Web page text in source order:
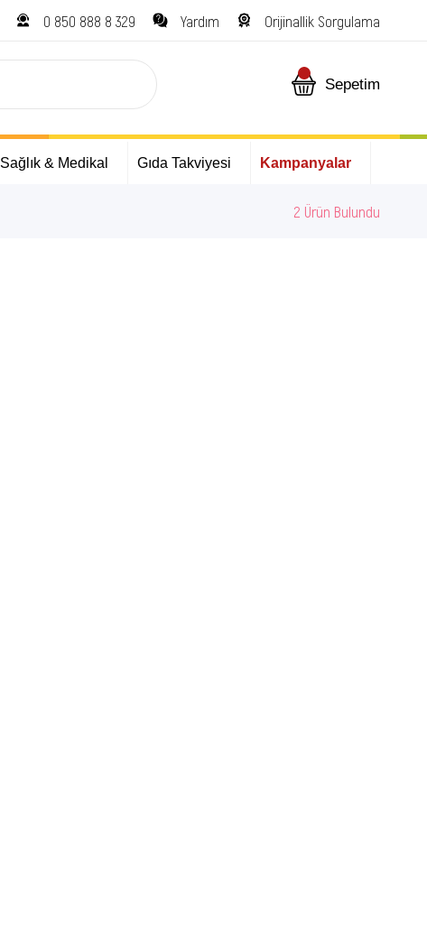
0 850 888 8 329 Yardım Orijinallik Sorgulama
Sepetim
Sağlık & Medikal Gıda Takviyesi Kampanyalar
2 Ürün Bulundu